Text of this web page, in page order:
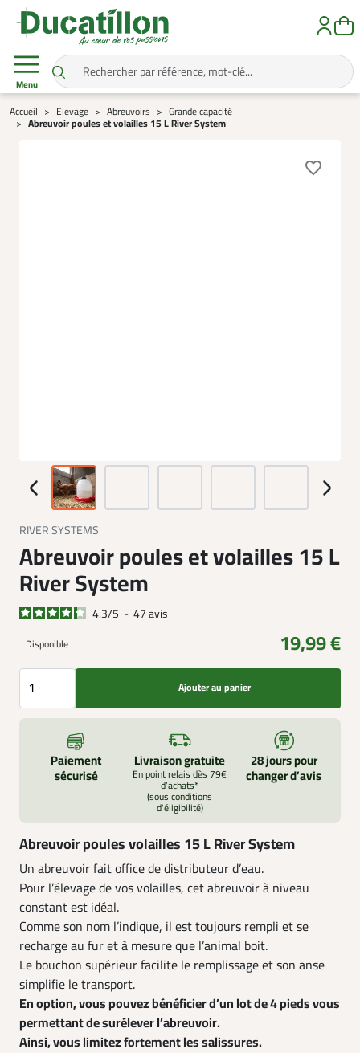
Menu
Accueil Elevage Abreuvoirs Grande capacité
Abreuvoir poules et volailles 15 L River System
favorite_border
RIVER SYSTEMS
Abreuvoir poules et volailles 15 L
River System
4.3/5 - 47avis
Disponible 19,99 €
Ajouter au panier
Paiement
sécurisé
Livraison gratuite
En point relais dès 79€
d’achats*
(sous conditions
d'éligibilité)
28 jours pour
changer d’avis
Abreuvoir poules volailles 15 L River System
Un abreuvoir fait office de distributeur d’eau.
Pour l’élevage de vos volailles, cet abreuvoir à niveau
constant est idéal.
Comme son nom l’indique, il est toujours rempli et se
recharge au fur et à mesure que l’animal boit.
Le bouchon supérieur facilite le remplissage et son anse
simplifie le transport.
En option, vous pouvez bénéficier d’un lot de 4 pieds vous
permettant de surélever l’abreuvoir.
Ainsi, vous limitez fortement les salissures.